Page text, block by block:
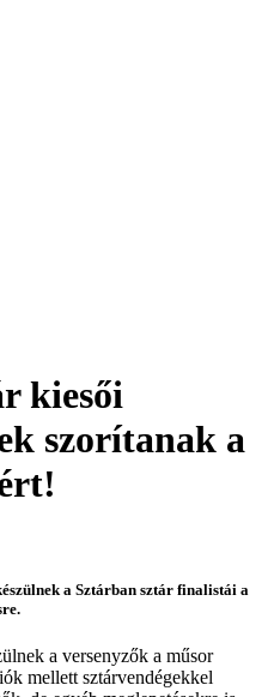
kiesői
szorítanak a
a Sztárban sztár finalistái a
a versenyzők a műsor
mellett sztárvendégekkel